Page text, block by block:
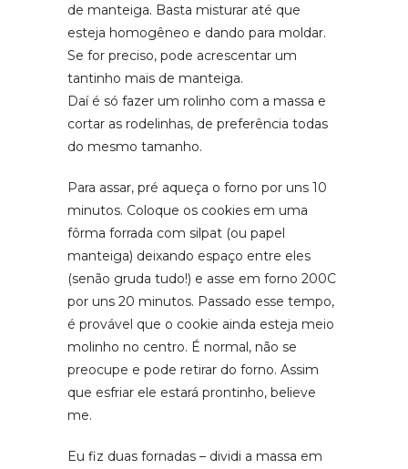
de manteiga. Basta misturar até que
esteja homogêneo e dando para moldar.
Se for preciso, pode acrescentar um
tantinho mais de manteiga.
Daí é só fazer um rolinho com a massa e
cortar as rodelinhas, de preferência todas
do mesmo tamanho.
Para assar, pré aqueça o forno por uns 10
minutos. Coloque os cookies em uma
fôrma forrada com silpat (ou papel
manteiga) deixando espaço entre eles
(senão gruda tudo!) e asse em forno 200C
por uns 20 minutos. Passado esse tempo,
é provável que o cookie ainda esteja meio
molinho no centro. É normal, não se
preocupe e pode retirar do forno. Assim
que esfriar ele estará prontinho, believe
me.
Eu fiz duas fornadas – dividi a massa em